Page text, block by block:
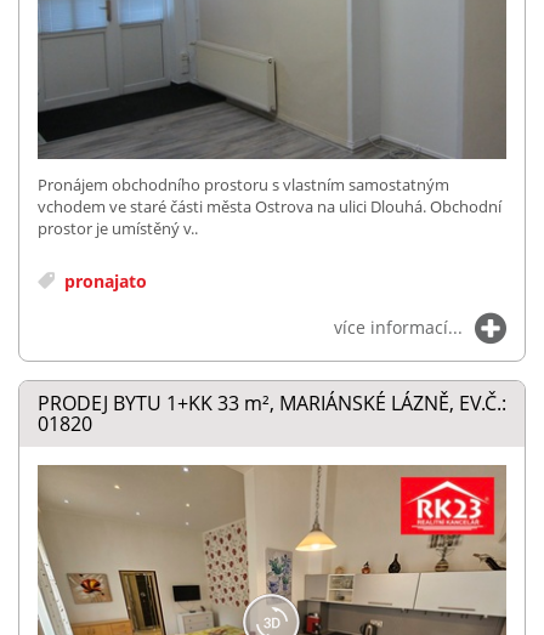
Pronájem obchodního prostoru s vlastním samostatným
vchodem ve staré části města Ostrova na ulici Dlouhá. Obchodní
prostor je umístěný v..
pronajato
více informací...
PRODEJ BYTU 1+KK 33 m², MARIÁNSKÉ LÁZNĚ, EV.Č.:
01820